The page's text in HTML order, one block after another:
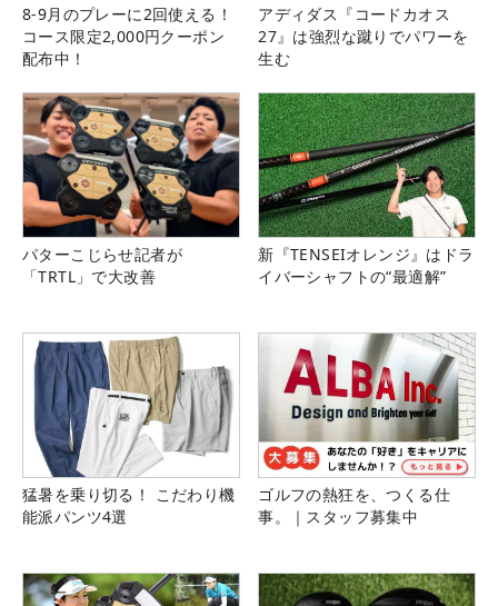
8-9月のプレーに2回使える！
コース限定2,000円クーポン
配布中！
アディダス『コードカオス
27』は強烈な蹴りでパワーを
生む
パターこじらせ記者が
「TRTL」で大改善
新『TENSEIオレンジ』はドラ
イバーシャフトの“最適解”
猛暑を乗り切る！ こだわり機
能派パンツ4選
ゴルフの熱狂を、つくる仕
事。｜スタッフ募集中